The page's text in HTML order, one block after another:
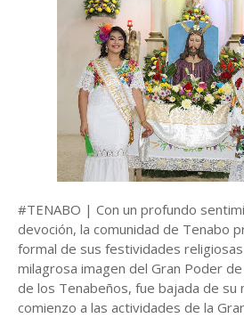
#TENABO | Con un profundo
devoción, la comunidad de Tenabo
formal de sus festividades
milagrosa imagen del Gran Poder
de los Tenabeños, fue bajada de su
comienzo a las actividades de la